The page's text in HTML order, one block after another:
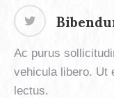
Ac purus
vehicula libero. Ut
lectus.